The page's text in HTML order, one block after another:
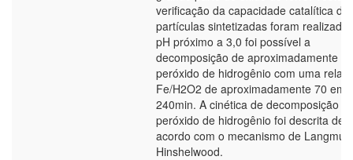
verificação da capacidade catalítica
partículas sintetizadas foram
pH próximo a 3,0 foi possível a
decomposição de aproximadamente
peróxido de hidrogênio com uma
Fe/H2O2 de aproximadamente 70 em
240min. A cinética de decomposição
peróxido de hidrogênio foi descrita de
acordo com o mecanismo de
Hinshelwood.